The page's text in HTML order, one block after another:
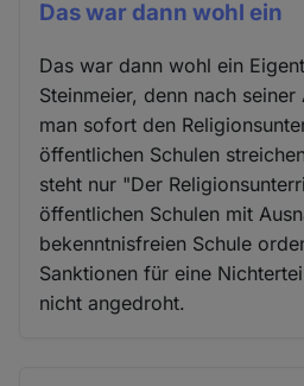
Das war dann wohl ein
Das war dann wohl ein
Steinmeier, denn nach
man sofort den
öffentlichen Schulen
steht nur "Der
öffentlichen Schulen mit
bekenntnisfreien Schule
Sanktionen für eine
nicht angedroht.